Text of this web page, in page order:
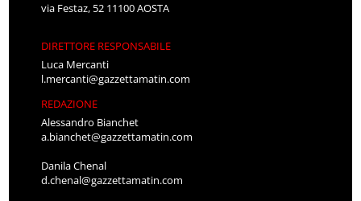
via Festaz, 52 11100 AOSTA
DIRETTORE RESPONSABILE
Luca Mercanti
l.mercanti@gazzettamatin.com
REDAZIONE
Alessandro Bianchet
a.bianchet@gazzettamatin.com
Danila Chenal
d.chenal@gazzettamatin.com